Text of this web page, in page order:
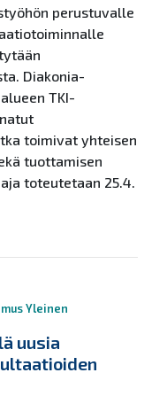
perustuvalle
Diakonia-
TKI-
toimivat yhteisen
tuottamisen
toteutetaan 25.4.
Yleinen
uusia